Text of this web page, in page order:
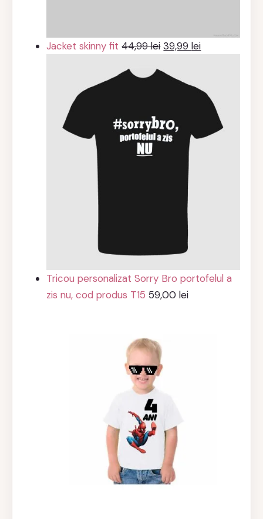
Jacket skinny fit 44,99lei Prețul
a
39,99leiPrețul
39,99 lei.
Tricou personalizat Sorry Bro portofelul a
zis nu, cod produs T15 59,00lei